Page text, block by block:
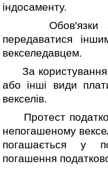
iндосаменту.
Обов'язки з
передаватися
векселедавцем.
За користування
або iншi види
векселiв.
Протест
непогашеному
погашається у
погашення